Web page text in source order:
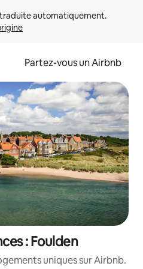
Partez-vous un Airbnb
: Foulden
uniques sur Airbnb.